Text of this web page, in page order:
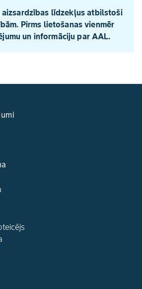
līdzekļus atbilstoši
Pirms lietošanas vienmēr
un informāciju par AAL.